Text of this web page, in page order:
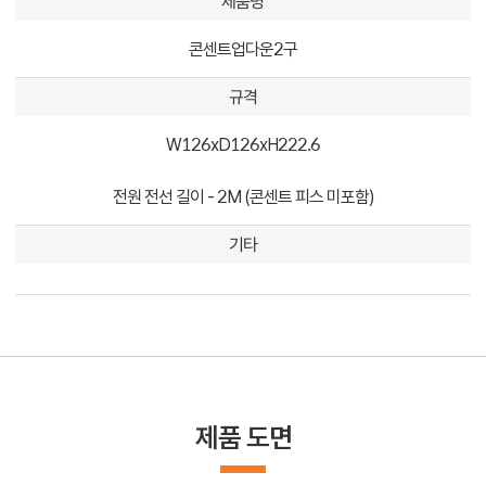
콘센트업다운2구
규격
W126xD126xH222.6
전원 전선 길이 - 2M (콘센트 피스 미포함)
기타
제품 도면